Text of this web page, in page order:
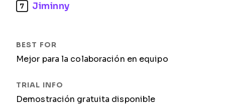
7 Jiminny
Mejor para la colaboración en equipo
Demostración gratuita disponible